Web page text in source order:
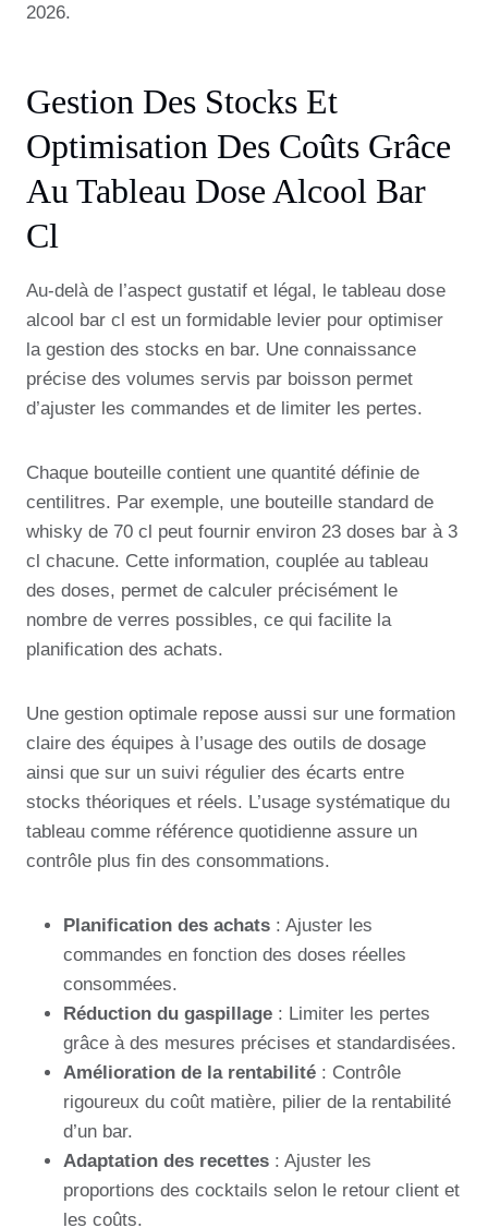
2026.
Gestion Des Stocks Et
Optimisation Des Coûts Grâce
Au Tableau Dose Alcool Bar
Cl
Au-delà de l’aspect gustatif et légal, le tableau dose
alcool bar cl est un formidable levier pour optimiser
la gestion des stocks en bar. Une connaissance
précise des volumes servis par boisson permet
d’ajuster les commandes et de limiter les pertes.
Chaque bouteille contient une quantité définie de
centilitres. Par exemple, une bouteille standard de
whisky de 70 cl peut fournir environ 23 doses bar à 3
cl chacune. Cette information, couplée au tableau
des doses, permet de calculer précisément le
nombre de verres possibles, ce qui facilite la
planification des achats.
Une gestion optimale repose aussi sur une formation
claire des équipes à l’usage des outils de dosage
ainsi que sur un suivi régulier des écarts entre
stocks théoriques et réels. L’usage systématique du
tableau comme référence quotidienne assure un
contrôle plus fin des consommations.
Planification des achats : Ajuster les
commandes en fonction des doses réelles
consommées.
Réduction du gaspillage : Limiter les pertes
grâce à des mesures précises et standardisées.
Amélioration de la rentabilité : Contrôle
rigoureux du coût matière, pilier de la rentabilité
d’un bar.
Adaptation des recettes : Ajuster les
proportions des cocktails selon le retour client et
les coûts.